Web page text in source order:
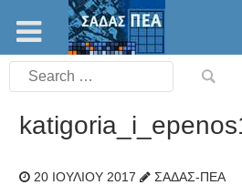
Search
for:
20 ΙΟΥΛΊΟΥ 2017 ΣΑΔΑΣ-ΠΕΑ